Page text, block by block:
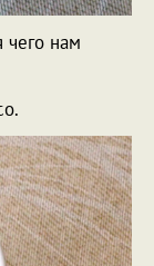
чего нам